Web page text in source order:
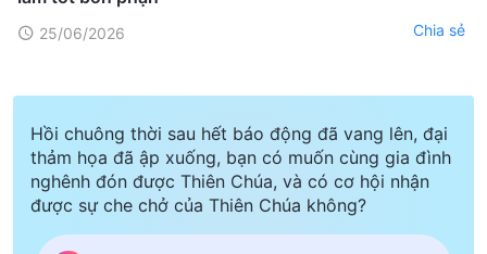
25/06/2026 Chia sẻ
Hồi chuông thời sau hết báo động đã vang lên, đại
thảm họa đã ập xuống, bạn có muốn cùng gia đình
nghênh đón được Thiên Chúa, và có cơ hội nhận
được sự che chở của Thiên Chúa không?